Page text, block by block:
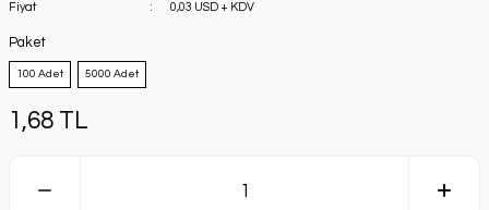
Fiyat
0,03 USD + KDV
Paket
100 Adet 5000 Adet
1,68 TL